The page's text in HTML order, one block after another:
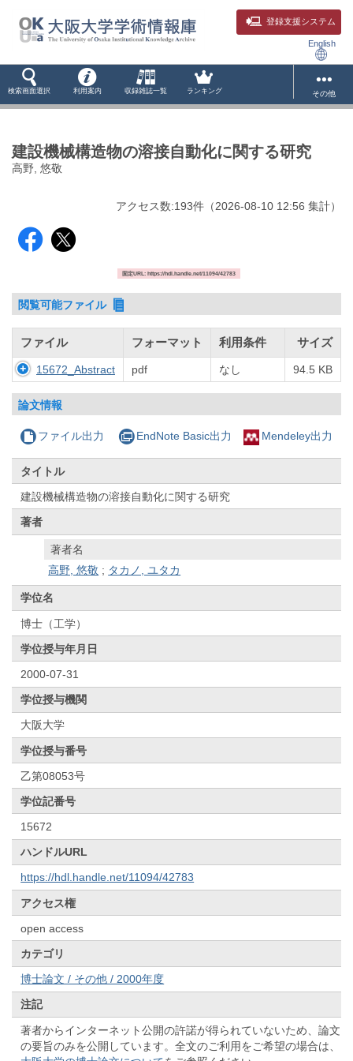
登録支援システム
English
検索画面選択 利用案内 収録雑誌一覧 ランキング その他
建設機械構造物の溶接自動化に関する研究
高野, 悠敬
アクセス数:193件 （2026-08-10 12:56 集計）
固定URL: https://hdl.handle.net/11094/42783
閲覧可能ファイル
ファイル フォーマット 利用条件 サイズ
15672_Abstract pdf なし 94.5 KB
論文情報
ファイル出力 EndNote Basic出力 Mendeley出力
タイトル
建設機械構造物の溶接自動化に関する研究
著者
著者名
高野, 悠敬 ; タカノ, ユタカ
学位名
博士（工学）
学位授与年月日
2000-07-31
学位授与機関
大阪大学
学位授与番号
乙第08053号
学位記番号
15672
ハンドルURL
https://hdl.handle.net/11094/42783
アクセス権
open access
カテゴリ
博士論文 / その他 / 2000年度
注記
著者からインターネット公開の許諾が得られていないため、論文
の要旨のみを公開しています。全文のご利用をご希望の場合は、